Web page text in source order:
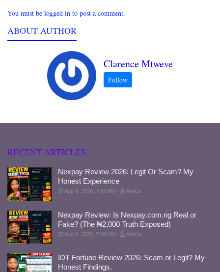
You must be logged in to post a comment.
ABOUT AUTHOR
Clarence Mtweve
RECENT ARTICLES
Nexpay Review 2026: Legit Or Scam? My
Honest Experience
Aug 6, 2026, 7:42 AM Amica
Nexpay Review: Is Nexpay.com.ng Real or
Fake? (The ₦2,000 Truth Exposed)
Aug 6, 2026, 7:39 AM Amica
IDT Fortune Review 2026: Scam or Legit? My
Honest Findings.